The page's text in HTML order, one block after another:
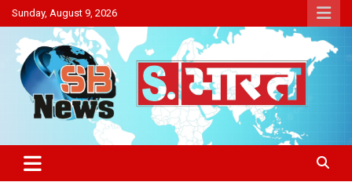
Skip
to
content
Sunday, August 9, 2026
Sakriya Bharat